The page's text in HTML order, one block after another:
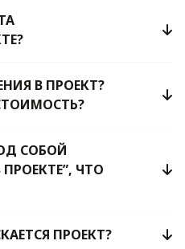
В ПРОЕКТ?
СОБОЙ
ЧТО
ПРОЕКТ?